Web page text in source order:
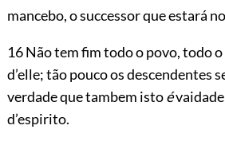
mancebo, o successor que estará
16 Não tem fim todo o povo, todo
d’elle; tão pouco os descendentes
verdade que tambem istoé
d’espirito.